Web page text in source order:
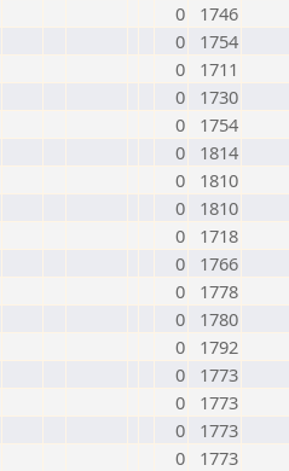
0
1746
0
1754
0
1711
0
1730
0
1754
0
1814
0
1810
0
1810
0
1718
0
1766
0
1778
0
1780
0
1792
0
1773
0
1773
0
1773
0
1773